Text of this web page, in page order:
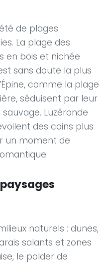
de plages
La plage des
en bois et nichée
sans doute la plus
comme la plage
séduisent par leur
Luzéronde
des coins plus
un moment de
naturels : dunes,
salants et zones
le polder de